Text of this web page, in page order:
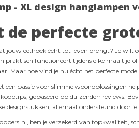
- XL design
de perfecte
jouw eethoek écht tot leven brengt? Je wilt
praktisch functioneert tijdens elke maaltijd
Maar hoe vind je nu écht het perfecte
een passie voor slimme woonoplossingen
gebaseerd op duizenden reviews.
designstukken, allemaal ondersteund door
ben je verzekerd van topkwaliteit,